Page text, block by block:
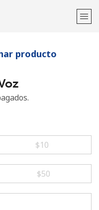
sesión →
producto
⁦$10⁩
⁦$50⁩